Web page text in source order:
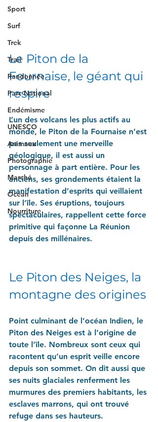
Sport
Surf
Trek
Trail
Randonnée
Parc National
Endémisme
UNESCO
Animaux
Photographie
Marché
Océan
Nourriture
Le Piton de la
Fournaise, le géant qui
respire
L’un des volcans les plus actifs au
monde, le Piton de la Fournaise n’est
pas seulement une merveille
géologique, il est aussi un
personnage à part entière. Pour les
anciens, ses grondements étaient la
manifestation d’esprits qui veillaient
sur l’île. Ses éruptions, toujours
spectaculaires, rappellent cette force
primitive qui façonne La Réunion
depuis des millénaires.
Le Piton des Neiges, la
montagne des origines
Point culminant de l’océan Indien, le
Piton des Neiges est à l’origine de
toute l’île. Nombreux sont ceux qui
racontent qu’un esprit veille encore
depuis son sommet. On dit aussi que
ses nuits glaciales renferment les
murmures des premiers habitants, les
esclaves marrons, qui ont trouvé
refuge dans ses hauteurs.